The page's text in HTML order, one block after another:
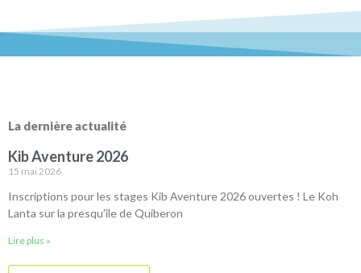
La dernière actualité
Kib Aventure 2026
15 mai 2026
Inscriptions pour les stages Kib Aventure 2026 ouvertes ! Le Koh
Lanta sur la presqu’île de Quiberon
Lire plus »